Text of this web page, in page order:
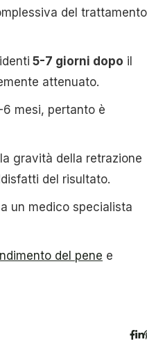
del trattamento
5-7 giorni dopo il
attenuato.
mesi, pertanto è
gravità della retrazione
del risultato.
un medico specialista
del pene e